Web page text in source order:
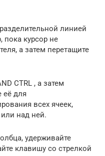
линией
пока курсор не
а затем перетащите
CTRL , а затем
её для
всех ячеек,
над ней.
удерживайте
клавишу со стрелкой